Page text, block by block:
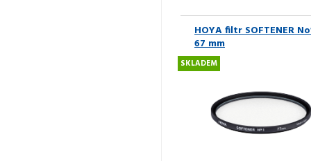
HOYA filtr SOFTENER
67 mm
SKLADEM